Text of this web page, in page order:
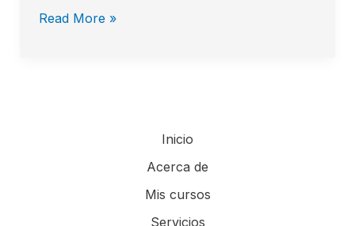
GRANDE
Read More »
Inicio
Acerca de
Mis cursos
Servicios